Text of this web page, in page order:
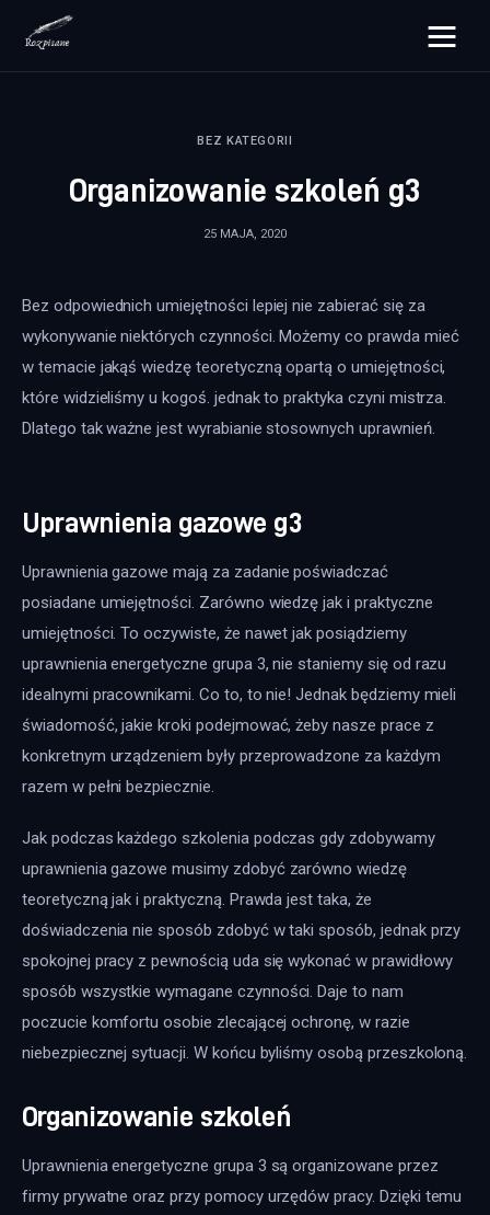
rozpisane.pl
Zdrowie
Dom i ogród
Więcej
BEZ KATEGORII
Organizowanie szkoleń g3
25 MAJA, 2020
Bez odpowiednich umiejętności lepiej nie zabierać się za
wykonywanie niektórych czynności. Możemy co prawda mieć
w temacie jakąś wiedzę teoretyczną opartą o umiejętności,
które widzieliśmy u kogoś. jednak to praktyka czyni mistrza.
Dlatego tak ważne jest wyrabianie stosownych uprawnień.
Uprawnienia gazowe g3
Uprawnienia gazowe mają za zadanie poświadczać
posiadane umiejętności. Zarówno wiedzę jak i praktyczne
umiejętności. To oczywiste, że nawet jak posiądziemy
uprawnienia energetyczne grupa 3, nie staniemy się od razu
idealnymi pracownikami. Co to, to nie! Jednak będziemy mieli
świadomość, jakie kroki podejmować, żeby nasze prace z
konkretnym urządzeniem były przeprowadzone za każdym
razem w pełni bezpiecznie.
Jak podczas każdego szkolenia podczas gdy zdobywamy
uprawnienia gazowe musimy zdobyć zarówno wiedzę
teoretyczną jak i praktyczną. Prawda jest taka, że
doświadczenia nie sposób zdobyć w taki sposób, jednak przy
spokojnej pracy z pewnością uda się wykonać w prawidłowy
sposób wszystkie wymagane czynności. Daje to nam
poczucie komfortu osobie zlecającej ochronę, w razie
niebezpiecznej sytuacji. W końcu byliśmy osobą przeszkoloną.
Organizowanie szkoleń
Uprawnienia energetyczne grupa 3 są organizowane przez
firmy prywatne oraz przy pomocy urzędów pracy. Dzięki temu